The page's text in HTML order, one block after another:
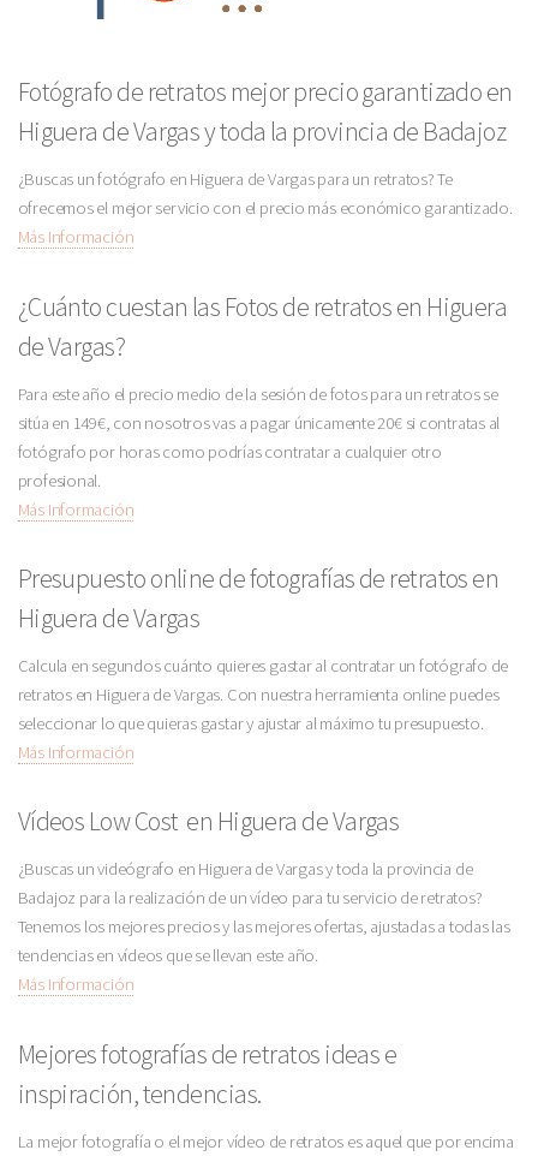
Fotógrafo de retratos mejor precio garantizado en
Higuera de Vargas y toda la provincia de Badajoz
¿Buscas un fotógrafo en Higuera de Vargas para un retratos? Te
ofrecemos el mejor servicio con el precio más económico garantizado.
Más Información
¿Cuánto cuestan las Fotos de retratos en Higuera
de Vargas?
Para este año el precio medio de la sesión de fotos para un retratos se
sitúa en 149€, con nosotros vas a pagar únicamente 20€ si contratas al
fotógrafo por horas como podrías contratar a cualquier otro
profesional.
Más Información
Presupuesto online de fotografías de retratos en
Higuera de Vargas
Calcula en segundos cuánto quieres gastar al contratar un fotógrafo de
retratos en Higuera de Vargas. Con nuestra herramienta online puedes
seleccionar lo que quieras gastar y ajustar al máximo tu presupuesto.
Más Información
Vídeos Low Cost en Higuera de Vargas
¿Buscas un videógrafo en Higuera de Vargas y toda la provincia de
Badajoz para la realización de un vídeo para tu servicio de retratos?
Tenemos los mejores precios y las mejores ofertas, ajustadas a todas las
tendencias en vídeos que se llevan este año.
Más Información
Mejores fotografías de retratos ideas e
inspiración, tendencias.
La mejor fotografía o el mejor vídeo de retratos es aquel que por encima